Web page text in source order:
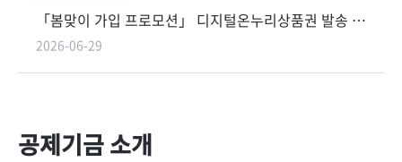
「봄맞이 가입 프로모션」 디지털온누리상품권 발송 안내(3.3 ~ 5.29 가입자)
2026-06-29
공제기금 소개